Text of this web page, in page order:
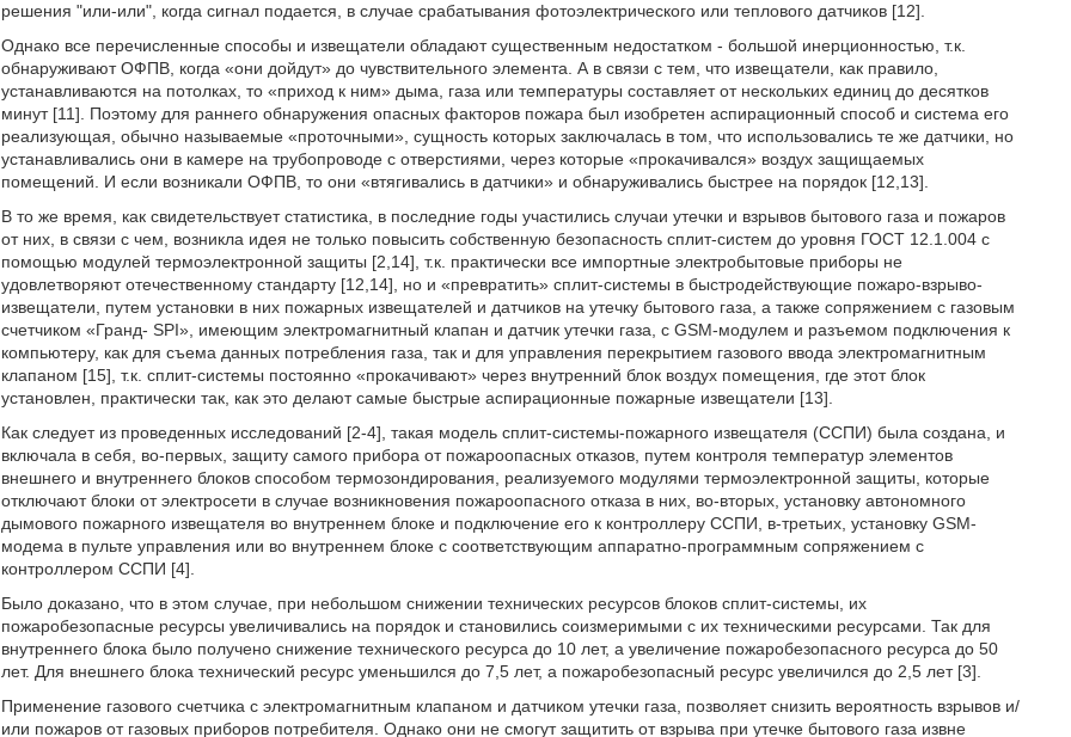
решения "или-или", когда сигнал подается, в случае срабатывания фотоэлектрического или теплового датчиков [12].
Однако все перечисленные способы и извещатели обладают существенным недостатком - большой инерционностью, т.к.
обнаруживают ОФПВ, когда «они дойдут» до чувствительного элемента. А в связи с тем, что извещатели, как правило,
устанавливаются на потолках, то «приход к ним» дыма, газа или температуры составляет от нескольких единиц до десятков
минут [11]. Поэтому для раннего обнаружения опасных факторов пожара был изобретен аспирационный способ и система его
реализующая, обычно называемые «проточными», сущность которых заключалась в том, что использовались те же датчики, но
устанавливались они в камере на трубопроводе с отверстиями, через которые «прокачивался» воздух защищаемых
помещений. И если возникали ОФПВ, то они «втягивались в датчики» и обнаруживались быстрее на порядок [12,13].
В то же время, как свидетельствует статистика, в последние годы участились случаи утечки и взрывов бытового газа и пожаров
от них, в связи с чем, возникла идея не только повысить собственную безопасность сплит-систем до уровня ГОСТ 12.1.004 с
помощью модулей термоэлектронной защиты [2,14], т.к. практически все импортные электробытовые приборы не
удовлетворяют отечественному стандарту [12,14], но и «превратить» сплит-системы в быстродействующие пожаро-взрыво-
извещатели, путем установки в них пожарных извещателей и датчиков на утечку бытового газа, а также сопряжением с газовым
счетчиком «Гранд- SPI», имеющим электромагнитный клапан и датчик утечки газа, с GSM-модулем и разъемом подключения к
компьютеру, как для съема данных потребления газа, так и для управления перекрытием газового ввода электромагнитным
клапаном [15], т.к. сплит-системы постоянно «прокачивают» через внутренний блок воздух помещения, где этот блок
установлен, практически так, как это делают самые быстрые аспирационные пожарные извещатели [13].
Как следует из проведенных исследований [2-4], такая модель сплит-системы-пожарного извещателя (ССПИ) была создана, и
включала в себя, во-первых, защиту самого прибора от пожароопасных отказов, путем контроля температур элементов
внешнего и внутреннего блоков способом термозондирования, реализуемого модулями термоэлектронной защиты, которые
отключают блоки от электросети в случае возникновения пожароопасного отказа в них, во-вторых, установку автономного
дымового пожарного извещателя во внутреннем блоке и подключение его к контроллеру ССПИ, в-третьих, установку GSM-
модема в пульте управления или во внутреннем блоке с соответствующим аппаратно-программным сопряжением с
контроллером ССПИ [4].
Было доказано, что в этом случае, при небольшом снижении технических ресурсов блоков сплит-системы, их
пожаробезопасные ресурсы увеличивались на порядок и становились соизмеримыми с их техническими ресурсами. Так для
внутреннего блока было получено снижение технического ресурса до 10 лет, а увеличение пожаробезопасного ресурса до 50
лет. Для внешнего блока технический ресурс уменьшился до 7,5 лет, а пожаробезопасный ресурс увеличился до 2,5 лет [3].
Применение газового счетчика с электромагнитным клапаном и датчиком утечки газа, позволяет снизить вероятность взрывов и/
или пожаров от газовых приборов потребителя. Однако они не смогут защитить от взрыва при утечке бытового газа извне